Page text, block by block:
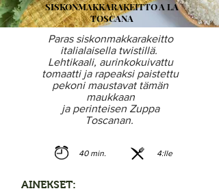
AINEKSET:
Paras siskonmakkarakeitto
italialaisella twistillä. ​
Lehtikaali, aurinkokuivattu
tomaatti ja rapeaksi paistettu
pekoni maustavat tämän
maukkaan
ja perinteisen Zuppa
Toscanan.
40 min. 4:lle
SISKONMAKKARAKEITTO A LA
TOSCANA